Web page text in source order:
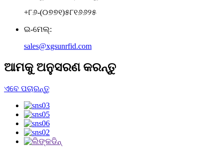
+୮୬-(୦୭୭୧)୫୮୧୬୬୨୫
ଇ-ମେଲ୍:
sales@xgsunrfid.com
ଆମକୁ ଅନୁସରଣ କରନ୍ତୁ
ଏବେ ପଚାରନ୍ତୁ